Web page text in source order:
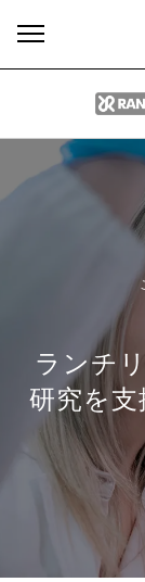
ランチ
研究を
製
情報
Our
グループ
ニュース